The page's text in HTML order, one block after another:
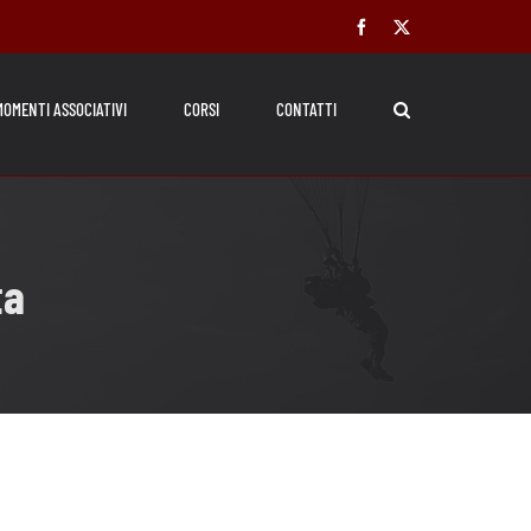
Facebook
ASSOCIATIVI CORSI CONTATTI